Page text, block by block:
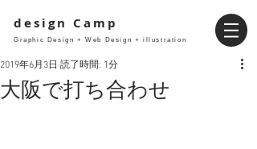
design Camp
Graphic Design + Web Design + illustration
大阪で打ち合わせ
2019年6月3日 読了時間: 1分